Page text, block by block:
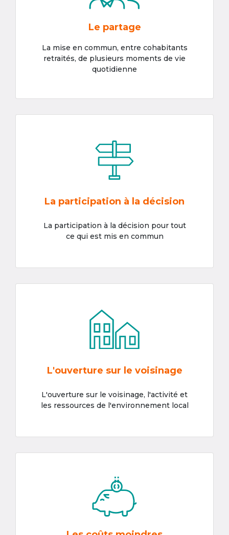
Le partage
La mise en commun, entre cohabitants
retraités, de plusieurs moments de vie
quotidienne
La participation à la décision
La participation à la décision pour tout
ce qui est mis en commun
L'ouverture sur le voisinage
L'ouverture sur le voisinage, l'activité et
les ressources de l'environnement local